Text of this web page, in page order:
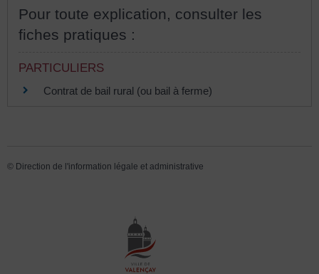
Pour toute explication, consulter les
fiches pratiques :
PARTICULIERS
Contrat de bail rural (ou bail à ferme)
© Direction de l'information légale et administrative